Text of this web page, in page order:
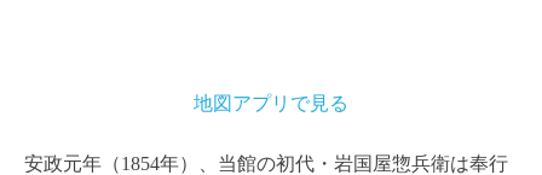
地図アプリで見る
安政元年（1854年）、当館の初代・岩国屋惣兵衛は奉行